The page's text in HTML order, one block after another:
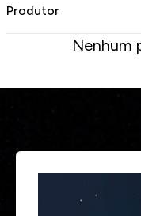
Produtor
Nenhum